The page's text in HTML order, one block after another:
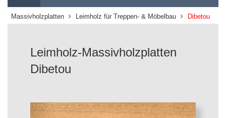
Massivholzplatten Leimholz für Treppen- & Möbelbau Dibetou
Leimholz-Massivholzplatten
Dibetou